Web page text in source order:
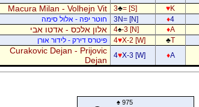
♥K
3♣= [S]
Macura Milan - Volhejn Vit
♦4
3N= [N] חוטר יפה - אלול סימה
♦A
4♠-3 [N] אלון אלכס - אדטו אבי
♣T
4♥X-2 [W] פיטרס דירק - לידור אורן
♦A
4♥X-3 [W]
Curakovic Dejan - Prijovic
Dejan
♠975